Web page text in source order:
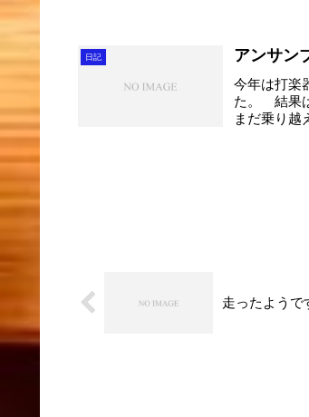
日記 アンサン
今年は打楽
た。 結果
まだ乗り越
走ったようで